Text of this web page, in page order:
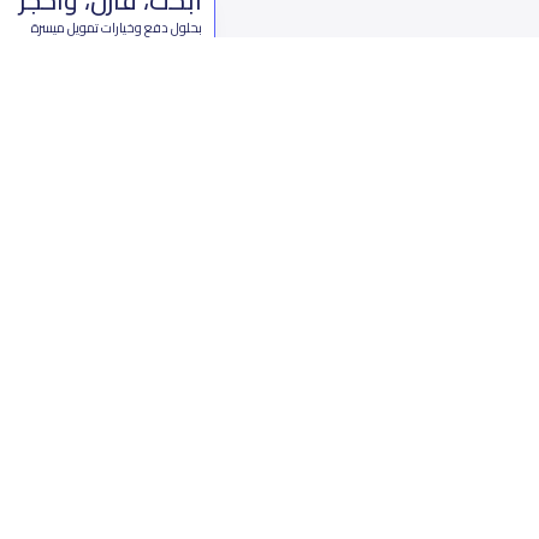
بحلول دفع وخيارات تمويل ميسرة